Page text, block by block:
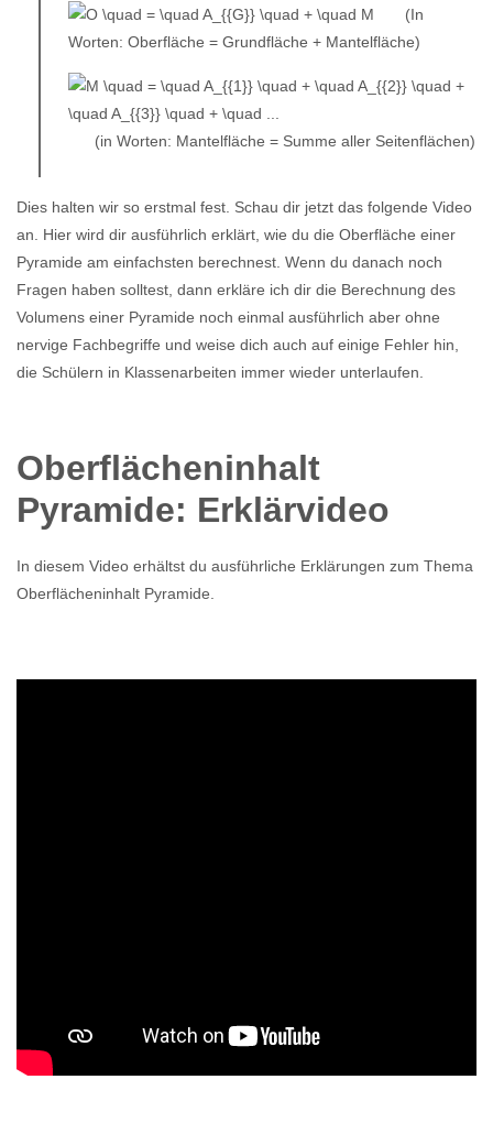
(In
Worten: Oberfläche = Grundfläche + Mantelfläche)
(in Worten: Mantelfläche = Summe aller Seitenflächen)
Dies halten wir so erstmal fest. Schau dir jetzt das folgende Video
an. Hier wird dir ausführlich erklärt, wie du die Oberfläche einer
Pyramide am einfachsten berechnest. Wenn du danach noch
Fragen haben solltest, dann erkläre ich dir die Berechnung des
Volumens einer Pyramide noch einmal ausführlich aber ohne
nervige Fachbegriffe und weise dich auch auf einige Fehler hin,
die Schülern in Klassenarbeiten immer wieder unterlaufen.
Oberflächeninhalt
Pyramide: Erklärvideo
In diesem Video erhältst du ausführliche Erklärungen zum Thema
Oberflächeninhalt Pyramide.